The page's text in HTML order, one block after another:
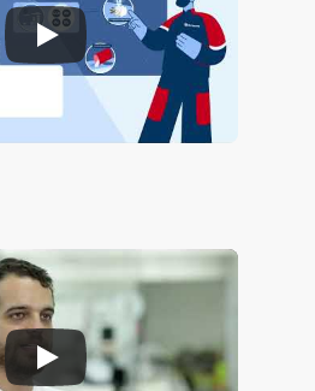
Les gaz Air Liquide dans la fabrication additive en métal: le témoignage d'Erpro & Sprint